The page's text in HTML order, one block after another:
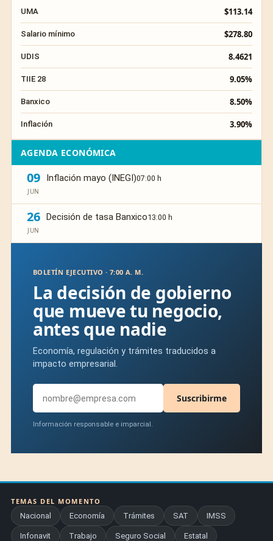
UMA $113.14
Salario mínimo $278.80
UDIS 8.4621
TIIE 28 9.05%
Banxico 8.50%
Inflación 3.90%
AGENDA ECONÓMICA
09
JUN
Inflación mayo (INEGI)07:00 h
26
JUN
Decisión de tasa Banxico13:00 h
BOLETÍN EJECUTIVO · 7:00 A. M.
La decisión de gobierno
que mueve tu negocio,
antes que nadie
Economía, regulación y trámites traducidos a
impacto empresarial.
Suscribirme
Información responsable e imparcial.
TEMAS DEL MOMENTO
Nacional
Economía Trámites SAT IMSS
Infonavit Trabajo Seguro Social Estatal